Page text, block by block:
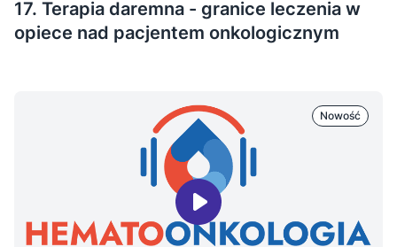
17. Terapia daremna - granice leczenia w
opiece nad pacjentem onkologicznym
Nowość